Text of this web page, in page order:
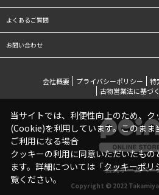
よくあるご質問
お問い合わせ
会社概要 プライバシーポリシー
特
古物営業法に基づ
公式ホームペー
Copyright © 2022
当サイトでは、利便性向上のため、ク
(Cookie)を利用しています。このまま
ご利用になる場合
クッキーの利用に同意いただいたもの
ます。詳細については「クッキーポリ
覧ください。